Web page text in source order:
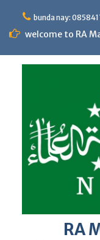
content
bunda nay:
welcome to RA
RA